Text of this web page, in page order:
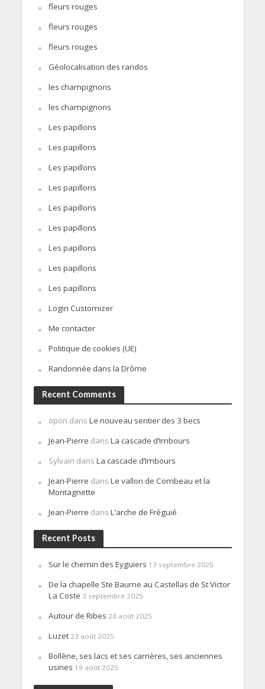
fleurs rouges
fleurs rouges
fleurs rouges
Géolocalisation des randos
les champignons
les champignons
Les papillons
Les papillons
Les papillons
Les papillons
Les papillons
Les papillons
Les papillons
Les papillons
Les papillons
Login Customizer
Me contacter
Politique de cookies (UE)
Randonnée dans la Drôme
Recent Comments
opon dans Le nouveau sentier des 3 becs
Jean-Pierre dans La cascade d’Imbours
Sylvain dans La cascade d’Imbours
Jean-Pierre dans Le vallon de Combeau et la
Montagnette
Jean-Pierre dans L’arche de Fréguié
Recent Posts
Sur le chemin des Eyguiers 13 septembre 2025
De la chapelle Ste Baume au Castellas de St Victor
La Coste 3 septembre 2025
Autour de Ribes 28 août 2025
Luzet 23 août 2025
Bollène, ses lacs et ses carrières, ses anciennes
usines 19 août 2025